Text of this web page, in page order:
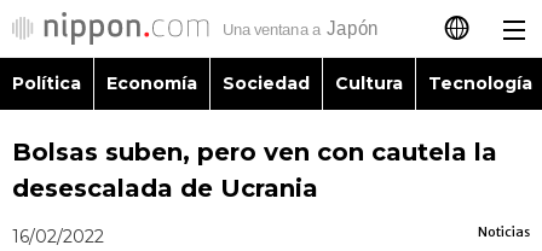
日本語
English
Política
Política Economía Sociedad Cultura Tecnología
Bolsas suben, pero ven con cautela la
desescalada de Ucrania
Noticias
16/02/2022